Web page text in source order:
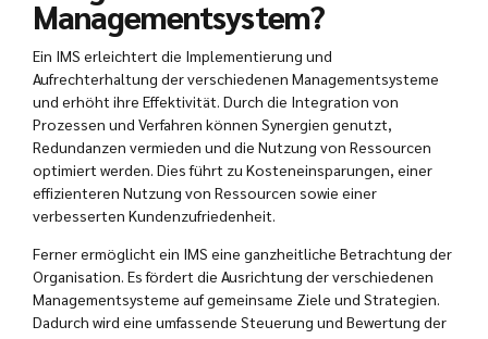
Managementsystem?
Ein IMS erleichtert die Implementierung und
Aufrechterhaltung der verschiedenen Managementsysteme
und erhöht ihre Effektivität. Durch die Integration von
Prozessen und Verfahren können Synergien genutzt,
Redundanzen vermieden und die Nutzung von Ressourcen
optimiert werden. Dies führt zu Kosteneinsparungen, einer
effizienteren Nutzung von Ressourcen sowie einer
verbesserten Kundenzufriedenheit.
Ferner ermöglicht ein IMS eine ganzheitliche Betrachtung der
Organisation. Es fördert die Ausrichtung der verschiedenen
Managementsysteme auf gemeinsame Ziele und Strategien.
Dadurch wird eine umfassende Steuerung und Bewertung der